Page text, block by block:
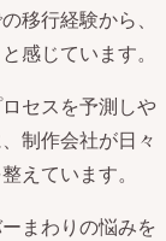
移行経験から、
感じています。
セスを予測しや
制作会社が日々
えています。
まわりの悩みを